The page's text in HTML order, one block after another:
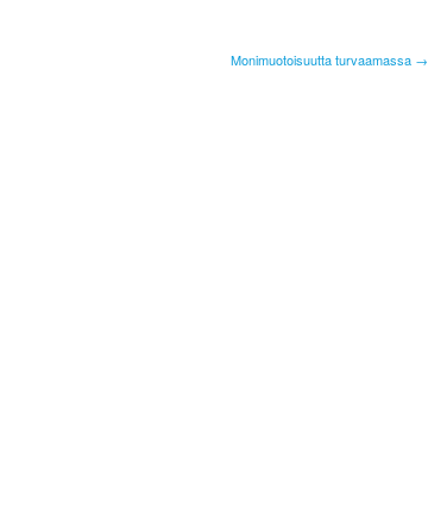
Monimuotoisuutta turvaamassa →